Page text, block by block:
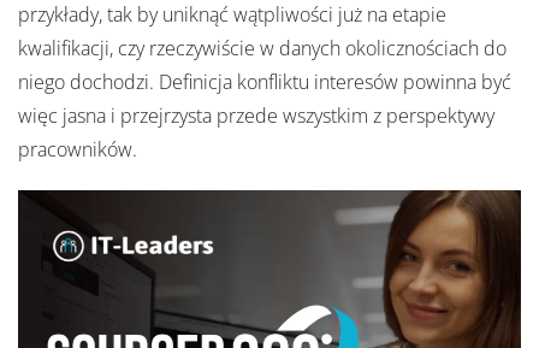
przykłady, tak by uniknąć wątpliwości już na etapie
kwalifikacji, czy rzeczywiście w danych okolicznościach do
niego dochodzi. Definicja konfliktu interesów powinna być
więc jasna i przejrzysta przede wszystkim z perspektywy
pracowników.